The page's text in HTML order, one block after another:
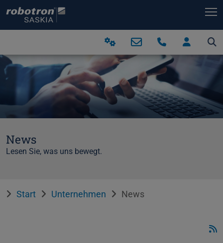
News
Lesen Sie, was uns bewegt.
Start Unternehmen News